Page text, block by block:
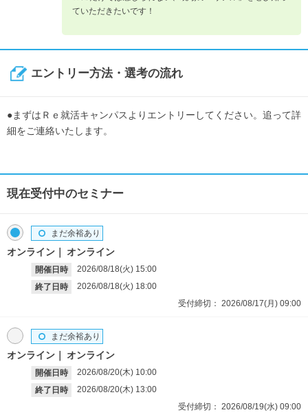
ていただきたいです！
エントリー方法・選考の流れ
●まずはＲｅ就活キャンパスよりエントリーしてください。追って詳
細をご連絡いたします。
現在受付中のセミナー
オンライン オンライン
開催日時 2026/08/18(火) 15:00
終了日時
2026/08/18(火) 18:00
まだ余裕あり
受付締切： 2026/08/17(月) 09:00
オンライン オンライン
開催日時 2026/08/20(木) 10:00
終了日時
2026/08/20(木) 13:00
まだ余裕あり
受付締切： 2026/08/19(水) 09:00